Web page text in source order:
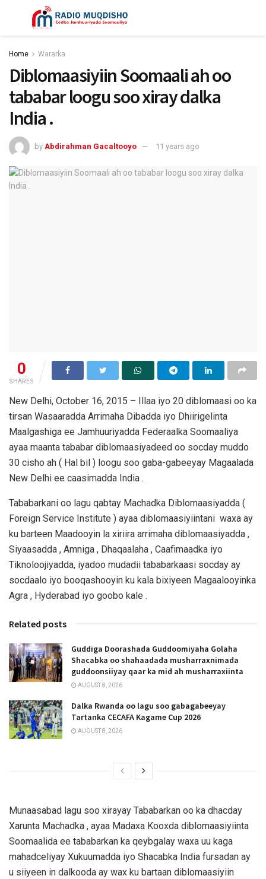
Home Wararka
Diblomaasiyiin Soomaali ah oo
tababar loogu soo xiray dalka
India .
by Abdirahman Gacaltooyo 11 years ago
0
SHARES
New Delhi, October 16, 2015 – Illaa iyo 20 diblomaasi oo ka
tirsan Wasaaradda Arrimaha Dibadda iyo Dhiirigelinta
Maalgashiga ee Jamhuuriyadda Federaalka Soomaaliya
ayaa maanta tababar diblomaasiyadeed oo socday muddo
30 cisho ah ( Hal bil ) loogu soo gaba-gabeeyay Magaalada
New Delhi ee caasimadda India .
Tababarkani oo lagu qabtay Machadka Diblomaasiyadda (
Foreign Service Institute ) ayaa diblomaasiyiintani waxa ay
ku barteen Maadooyin la xiriira arrimaha diblomaasiyadda ,
Siyaasadda , Amniga , Dhaqaalaha , Caafimaadka iyo
Tiknoloojiyadda, iyadoo mudadii tababarkaasi socday ay
socdaalo iyo booqashooyin ku kala bixiyeen Magaalooyinka
Agra , Hyderabad iyo goobo kale .
Related posts
Guddiga Doorashada Guddoomiyaha Golaha
Shacabka oo shahaadada musharraxnimada
guddoonsiiyay qaar ka mid ah musharraxiinta
AUGUST 8, 2026
Dalka Rwanda oo lagu soo gabagabeeyay
Tartanka CECAFA Kagame Cup 2026
AUGUST 8, 2026
Munaasabad lagu soo xirayay Tababarkan oo ka dhacday
Xarunta Machadka , ayaa Madaxa Kooxda diblomaasiyiinta
Soomaalida ee tababarkan ka qeybgalay waxa uu kaga
mahadceliyay Xukuumadda iyo Shacabka India fursadan ay
u siiyeen in dalkooda ay wax ku bartaan diblomaasiyiin